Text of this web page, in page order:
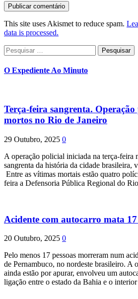
This site uses Akismet to reduce spam.
data is processed.
Pesquisar
por:
O Expediente Ao Minuto
Terça-feira sangrenta.
mortos no Rio de Janeiro
29 Outubro, 2025 0
A operação policial iniciada na terça-feira
sangrenta da história da cidade brasileira,
Entre as vítimas mortais estão quatro
feira a Defensoria Pública Regional do
Acidente com autocarro mata 17
20 Outubro, 2025 0
Pelo menos 17 pessoas morreram num
de Pernambuco, no nordeste brasileiro. A
ainda estão por apurar, envolveu um
ligação entre o estado da Bahia e o